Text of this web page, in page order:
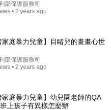
的兒虐警示燈｜兒少
部保護服務司
• 2 years ago
家庭暴力兒童】目睹兒的畫畫心世
部保護服務司
• 2 years ago
家庭暴力兒童】幼兒園老師的QA
上孩子有異樣怎麼辦